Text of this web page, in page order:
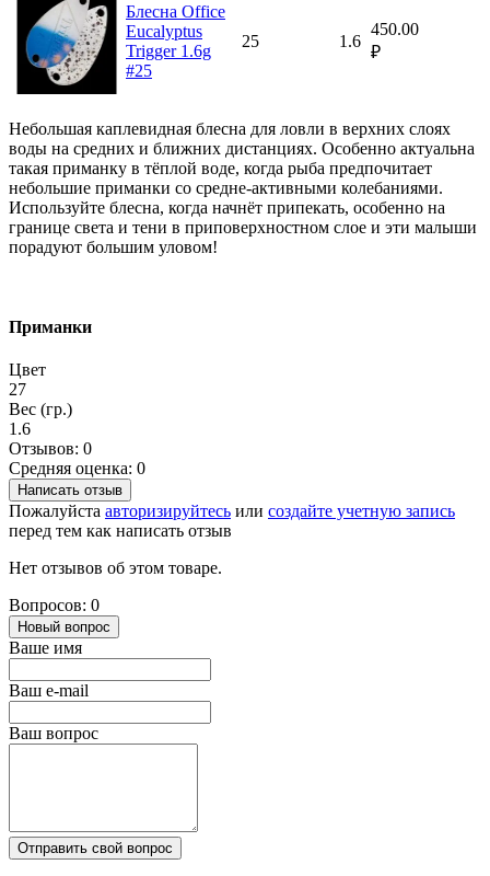
Блесна Office
Eucalyptus
Trigger 1.6g
#25
25 1.6
450.00
₽
Небольшая каплевидная блесна для ловли в верхних слоях
воды на средних и ближних дистанциях. Особенно актуальна
такая приманку в тёплой воде, когда рыба предпочитает
небольшие приманки со средне-активными колебаниями.
Используйте блесна, когда начнёт припекать, особенно на
границе света и тени в приповерхностном слое и эти малыши
порадуют большим уловом!
Приманки
Цвет
27
Вес (гр.)
1.6
Отзывов: 0
Средняя оценка: 0
Написать отзыв
Пожалуйста авторизируйтесь или создайте учетную запись
перед тем как написать отзыв
Нет отзывов об этом товаре.
Вопросов: 0
Новый вопрос
Ваше имя
Ваш e-mail
Ваш вопрос
Отправить свой вопрос